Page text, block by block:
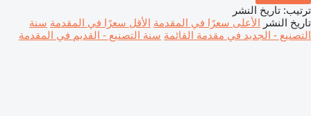
ترتيب: تاريخ النشر
تاريخ النشر الأعلى سعرًا في المقدمة الأقل سعرًا في المقدمة سنة
التصنيع - الجديد في مقدمة القائمة سنة التصنيع - القديم في المقدمة